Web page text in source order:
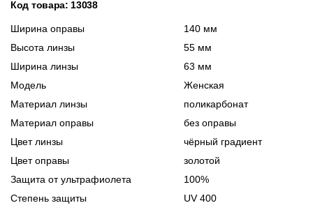
Код товара: 13038
Ширина оправы
140 мм
Высота линзы
55 мм
Ширина линзы
63 мм
Модель
Женская
Материал линзы
поликарбонат
Материал оправы
без оправы
Цвет линзы
чёрный градиент
Цвет оправы
золотой
Защита от ультрафиолета
100%
Степень защиты
UV 400